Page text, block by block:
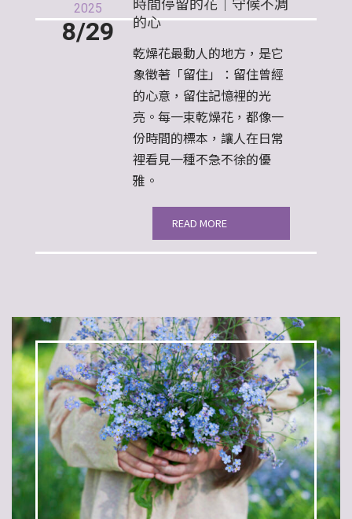
8/29
2025
的心
乾燥花最動人的地方，是它
象徵著「留住」：留住曾經
的心意，留住記憶裡的光
亮。每一束乾燥花，都像一
份時間的標本，讓人在日常
裡看見一種不急不徐的優
雅。
READ MORE